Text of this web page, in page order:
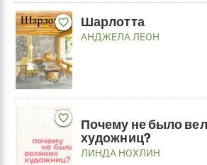
favorite_border Шарлотта
АНДЖЕЛА ЛЕОН
favorite_border
Почему не было
художниц?
ЛИНДА НОХЛИН